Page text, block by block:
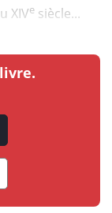
XIVe siècle...